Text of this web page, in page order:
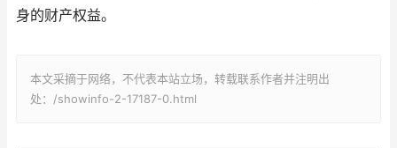
身的财产权益。
本文采摘于网络，不代表本站立场，转载联系作者并注明出
处：/showinfo-2-17187-0.html